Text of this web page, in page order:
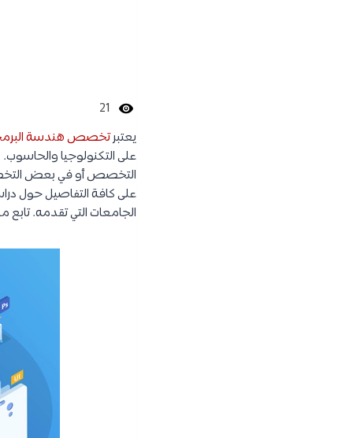
21
يعتبرتخصص هندسة
على التكنولوجيا
التخصص أو في بعض
على كافة التفاصيل حول
الجامعات التي تقدمه. تابع